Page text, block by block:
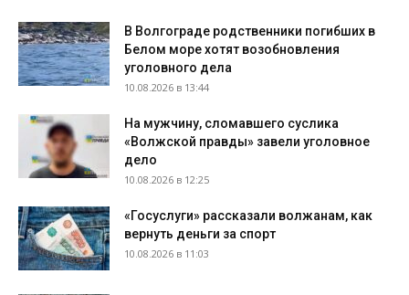
В Волгограде родственники погибших в
Белом море хотят возобновления
уголовного дела
10.08.2026 в 13:44
На мужчину, сломавшего суслика
«Волжской правды» завели уголовное
дело
10.08.2026 в 12:25
«Госуслуги» рассказали волжанам, как
вернуть деньги за спорт
10.08.2026 в 11:03